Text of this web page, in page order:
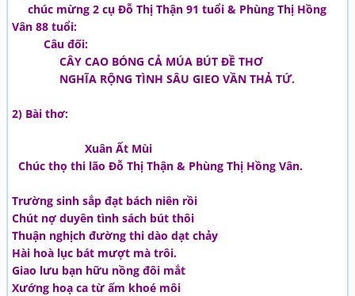
chúc mừng 2 cụ Đỗ Thị Thận 91 tuổi & Phùng Thị Hồng
Vân 88 tuổi:
Câu đối:
CÂY CAO BÓNG CẢ MÚA BÚT ĐỀ THƠ
NGHĨA RỘNG TÌNH SÂU GIEO VẦN THẢ TỨ.
2) Bài thơ:
Xuân Ất Mùi
Chúc thọ thi lão Đỗ Thị Thận & Phùng Thị Hồng Vân.
Trường sinh sắp đạt bách niên rồi
Chút nợ duyên tình sách bút thôi
Thuận nghịch đường thi dào dạt chảy
Hài hoà lục bát mượt mà trôi.
Giao lưu bạn hữu nồng đôi mắt
Xướng hoạ ca từ ấm khoé môi